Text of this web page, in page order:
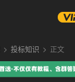
投标知识 正文